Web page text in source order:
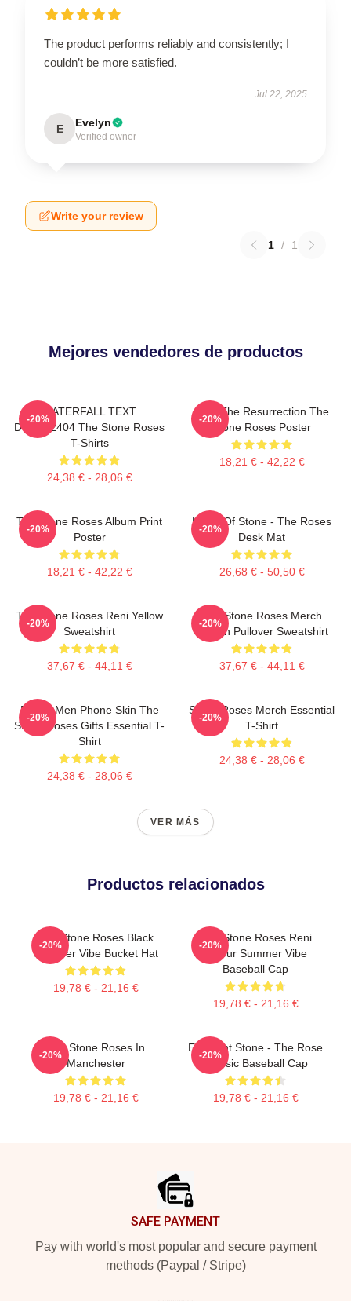
The product performs reliably and consistently; I
couldn’t be more satisfied.
Jul 22, 2025
E Evelyn
Verified owner
Write your review
1 / 1
Mejores vendedores de productos
WATERFALL TEXT
DTNK22404 The Stone Roses
T-Shirts
24,38 € - 28,06 €
-20%
I Am The Resurrection The
Stone Roses Poster
18,21 € - 42,22 €
-20%
The Stone Roses Album Print
Poster
18,21 € - 42,22 €
-20%
Made Of Stone - The Roses
Desk Mat
26,68 € - 50,50 €
-20%
The Stone Roses Reni Yellow
Sweatshirt
37,67 € - 44,11 €
-20%
The Stone Roses Merch
Lemon Pullover Sweatshirt
37,67 € - 44,11 €
-20%
Funny Men Phone Skin The
Stone Roses Gifts Essential T-
Shirt
24,38 € - 28,06 €
-20%
Stone Roses Merch Essential
T-Shirt
24,38 € - 28,06 €
-20%
VER MÁS
Productos relacionados
The Stone Roses Black
Summer Vibe Bucket Hat
19,78 € - 21,16 €
-20%
The Stone Roses Reni
Colour Summer Vibe
Baseball Cap
19,78 € - 21,16 €
-20%
The Stone Roses In
Manchester
19,78 € - 21,16 €
-20%
Elephant Stone - The Rose
Classic Baseball Cap
19,78 € - 21,16 €
-20%
SAFE PAYMENT
Pay with world's most popular and secure payment
methods (Paypal / Stripe)